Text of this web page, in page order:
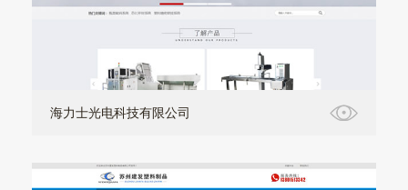
海力士光电科技有限公司